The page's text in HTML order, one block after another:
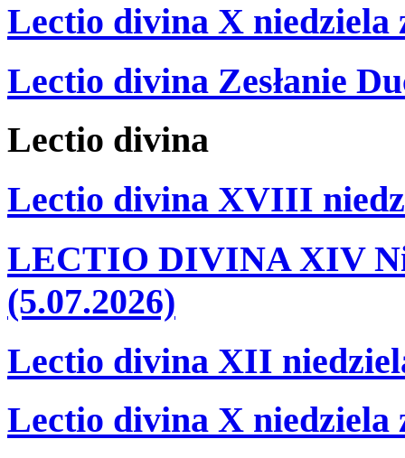
Lectio divina X niedziela
Lectio divina Zesłanie
Lectio divina
Lectio divina XVIII
LECTIO DIVINA XIV
(5.07.2026)
Lectio divina XII
Lectio divina X niedziela